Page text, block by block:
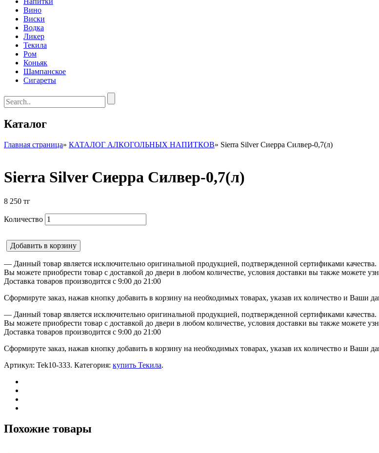
Вино
Виски
Водка
Ликер
Текила
Ром
Коньяк
Шампанское
Сигареты
Каталог
Главная страница» КАТАЛОГ АЛКОГОЛЬНЫХ НАПИТКОВ» Sierra Silver Сиерра Силвер-0,7(л)
Sierra Silver Сиерра Силвер-0,7(л)
8 250 тг
Количество
Добавить в корзину
— Данный товар является исключительно оригинальной продукцией, подтвержденной сертификами качества.
Вы можете приобрести товар с доставкой до двери в любом количестве, условия доставки вы также можете
Доставка товаров производится с 9:00 до 21:00
Сформируте заказ, нажав кнопку добавить в корзину на необходимых товарах, указав их количество и Ваши
— Данный товар является исключительно оригинальной продукцией, подтвержденной сертификами качества.
Вы можете приобрести товар с доставкой до двери в любом количестве, условия доставки вы также можете
Доставка товаров производится с 9:00 до 21:00
Сформируте заказ, нажав кнопку добавить в корзину на необходимых товарах, указав их количество и Ваши
Артикул: Tek10-333. Категория: купить Текила.
Похожие товары